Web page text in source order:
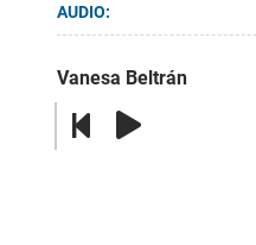
AUDIO:
Vanesa Beltrán